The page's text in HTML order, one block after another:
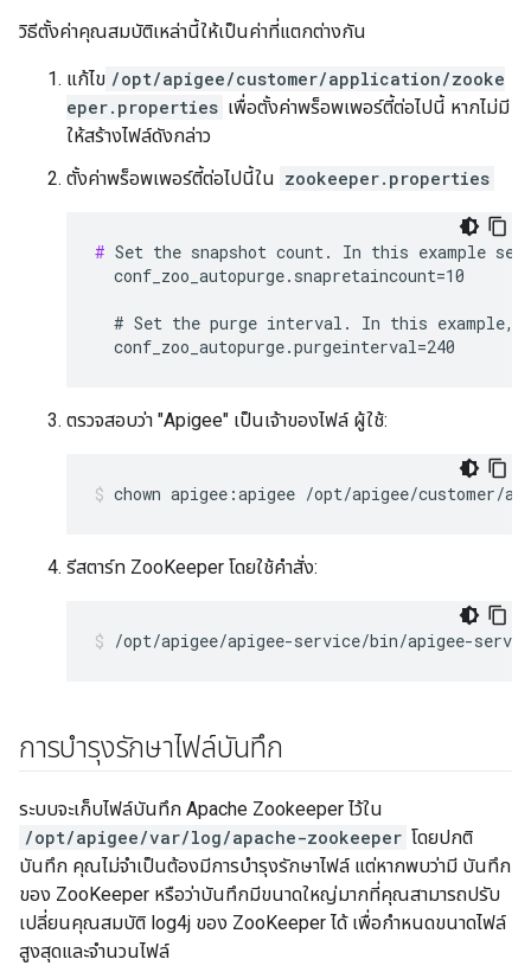
วิธีตั้งค่าคุณสมบัติเหล่านี้ให้เป็นค่าที่แตกต่างกัน
แก้ไข /opt/apigee/customer/application/zooke
eper.properties เพื่อตั้งค่าพร็อพเพอร์ตี้ต่อไปนี้ หากไม่มี
ให้สร้างไฟล์ดังกล่าว
ตั้งค่าพร็อพเพอร์ตี้ต่อไปนี้ใน zookeeper.properties
# Set the snapshot count. In this example
  conf_zoo_autopurge.snapretaincount=10
# Set the purge interval. In this example,
  conf_zoo_autopurge.purgeinterval=240
ตรวจสอบว่า "Apigee" เป็นเจ้าของไฟล์ ผู้ใช้:
chown apigee:apigee /opt/apigee/customer/
รีสตาร์ท ZooKeeper โดยใช้คำสั่ง:
/opt/apigee/apigee-service/bin/apigee-
การบำรุงรักษาไฟล์บันทึก
ระบบจะเก็บไฟล์บันทึก Apache Zookeeper ไว้ใน
/opt/apigee/var/log/apache-zookeeper โดยปกติ
บันทึก คุณไม่จำเป็นต้องมีการบำรุงรักษาไฟล์ แต่หากพบว่ามี บันทึก
ของ ZooKeeper หรือว่าบันทึกมีขนาดใหญ่มากที่คุณสามารถปรับ
เปลี่ยนคุณสมบัติ log4j ของ ZooKeeper ได้ เพื่อกำหนดขนาดไฟล์
สูงสุดและจำนวนไฟล์